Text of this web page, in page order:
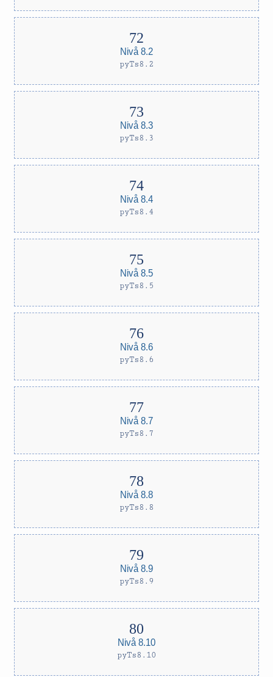
Nivå 8.2
pyTs8.2
Nivå 8.3
pyTs8.3
Nivå 8.4
pyTs8.4
Nivå 8.5
pyTs8.5
Nivå 8.6
pyTs8.6
Nivå 8.7
pyTs8.7
Nivå 8.8
pyTs8.8
Nivå 8.9
pyTs8.9
Nivå 8.10
pyTs8.10